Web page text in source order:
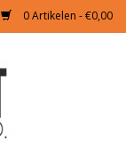
0 Artikelen - €0,00